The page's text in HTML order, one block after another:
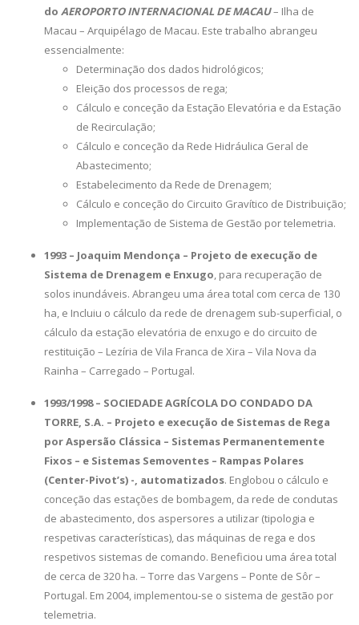
do AEROPORTO INTERNACIONAL DE MACAU– Ilha de
Macau – Arquipélago de Macau. Este trabalho abrangeu
essencialmente:
Determinação dos dados hidrológicos;
Eleição dos processos de rega;
Cálculo e conceção da Estação Elevatória e da Estação
de Recirculação;
Cálculo e conceção da Rede Hidráulica Geral de
Abastecimento;
Estabelecimento da Rede de Drenagem;
Cálculo e conceção do Circuito Gravítico de Distribuição;
Implementação de Sistema de Gestão por telemetria.
1993 – Joaquim Mendonça – Projeto de execução de
Sistema de Drenagem e Enxugo, para recuperação de
solos inundáveis. Abrangeu uma área total com cerca de 130
ha, e Incluiu o cálculo da rede de drenagem sub-superficial, o
cálculo da estação elevatória de enxugo e do circuito de
restituição – Lezíria de Vila Franca de Xira – Vila Nova da
Rainha – Carregado – Portugal.
1993/1998 – SOCIEDADE AGRÍCOLA DO CONDADO DA
TORRE, S.A. – Projeto e execução de Sistemas de Rega
por Aspersão Clássica – Sistemas Permanentemente
Fixos – e Sistemas Semoventes – Rampas Polares
(Center-Pivot’s) -, automatizados. Englobou o cálculo e
conceção das estações de bombagem, da rede de condutas
de abastecimento, dos aspersores a utilizar (tipologia e
respetivas características), das máquinas de rega e dos
respetivos sistemas de comando. Beneficiou uma área total
de cerca de 320 ha. – Torre das Vargens – Ponte de Sôr –
Portugal. Em 2004, implementou-se o sistema de gestão por
telemetria.